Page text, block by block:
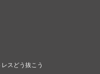
スどう抜こう